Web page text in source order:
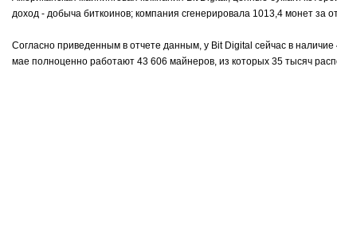
доход - добыча биткоинов; компания сгенерировала 1013,4 монет за
Согласно приведенным в отчете данным, у Bit Digital сейчас в
мае полноценно работают 43 606 майнеров, из которых 35 тысяч